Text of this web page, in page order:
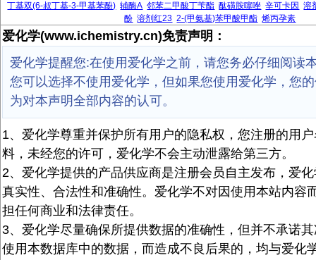
丁基双(6-叔丁基-3-甲基苯酚) 辅酶A 邻苯二甲酸丁苄酯 酞磺胺噻唑 辛可卡因
溶
酚 溶剂红23 2-(甲氨基)苯甲酸甲酯 烯丙孕素
爱化学(www.ichemistry.cn)免责声明：
爱化学提醒您:在使用爱化学之前，请您务必仔细阅读
您可以选择不使用爱化学，但如果您使用爱化学，您
为对本声明全部内容的认可。
1、爱化学尊重并保护所有用户的隐私权，您注册的用
料，未经您的许可，爱化学不会主动泄露给第三方。
2、爱化学提供的产品供应商是注册会员自主发布，爱
真实性、合法性和准确性。爱化学不对因使用本站内容
担任何商业和法律责任。
3、爱化学尽量确保所提供数据的准确性，但并不承诺
使用本数据库中的数据，而造成不良后果的，均与爱化